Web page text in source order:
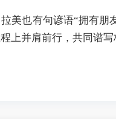
美也有句谚语“拥有
上并肩前行，共同谱写